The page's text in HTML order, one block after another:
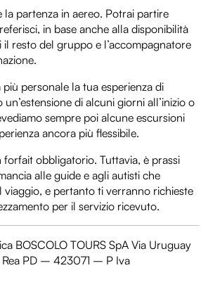
partenza in aereo. Potrai partire
in base anche alla disponibilità
resto del gruppo e l’accompagnatore
personale la tua esperienza di
di alcuni giorni all’inizio o
sempre poi alcune escursioni
ancora più flessibile.
obbligatorio. Tuttavia, è prassi
alle guide e agli autisti che
e pertanto ti verranno richieste
per il servizio ricevuto.
BOSCOLO TOURS SpA Via Uruguay
PD – 423071 – P Iva